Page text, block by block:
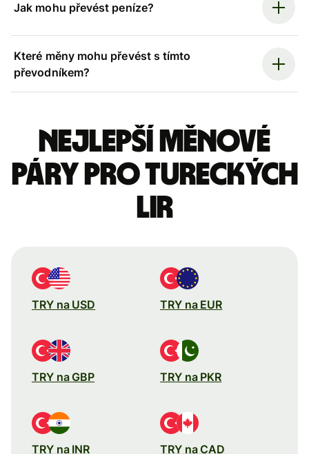
Jak mohu převést peníze?
Které měny mohu převést s tímto
převodníkem?
Nejlepší měnové
páry pro tureckých
lir
TRY na USD TRY na EUR
TRY na GBP TRY na PKR
TRY na INR TRY na CAD